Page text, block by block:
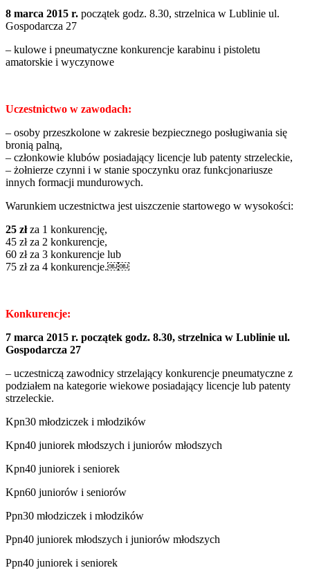
8 marca 2015 r. początek godz. 8.30, strzelnica w Lublinie ul.
Gospodarcza 27
– kulowe i pneumatyczne konkurencje karabinu i pistoletu
amatorskie i wyczynowe
Uczestnictwo w zawodach:
– osoby przeszkolone w zakresie bezpiecznego posługiwania się
bronią palną,
– członkowie klubów posiadający licencje lub patenty strzeleckie,
– żołnierze czynni i w stanie spoczynku oraz funkcjonariusze
innych formacji mundurowych.
Warunkiem uczestnictwa jest uiszczenie startowego w wysokości:
25 złza 1 konkurencję,
45 zł za 2 konkurencje,
60 zł za 3 konkurencje lub
75 zł za 4 konkurencje.￼￼
Konkurencje:
7 marca 2015 r. początek godz. 8.30, strzelnica w Lublinie ul.
Gospodarcza 27
– uczestniczą zawodnicy strzelający konkurencje pneumatyczne z
podziałem na kategorie wiekowe posiadający licencje lub patenty
strzeleckie.
Kpn30 młodziczek i młodzików
Kpn40 juniorek młodszych i juniorów młodszych
Kpn40 juniorek i seniorek
Kpn60 juniorów i seniorów
Ppn30 młodziczek i młodzików
Ppn40 juniorek młodszych i juniorów młodszych
Ppn40 juniorek i seniorek